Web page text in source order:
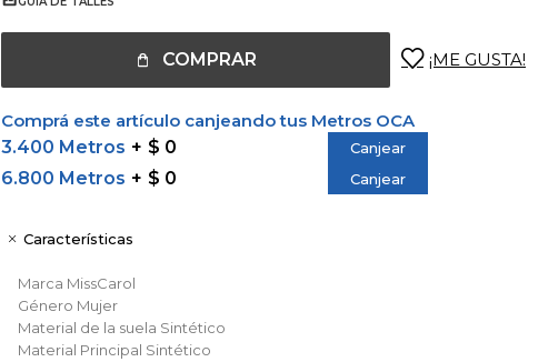
COMPRAR
Comprá este artículo canjeando tus Metros OCA
3.400 Metros
$ 0 Canjear
6.800 Metros $ 0 Canjear
Características
Marca MissCarol
Género Mujer
Material de la suela Sintético
Material Principal Sintético